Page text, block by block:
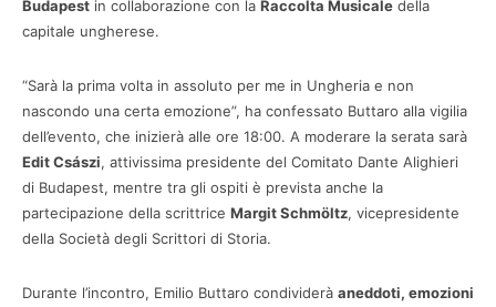
Budapest in collaborazione con la Raccolta Musicale della
capitale ungherese.
“Sarà la prima volta in assoluto per me in Ungheria e non
nascondo una certa emozione”, ha confessato Buttaro alla vigilia
dell’evento, che inizierà alle ore 18:00. A moderare la serata sarà
Edit Császi, attivissima presidente del Comitato Dante Alighieri
di Budapest, mentre tra gli ospiti è prevista anche la
partecipazione della scrittrice Margit Schmöltz, vicepresidente
della Società degli Scrittori di Storia.
Durante l’incontro, Emilio Buttaro condividerà aneddoti, emozioni